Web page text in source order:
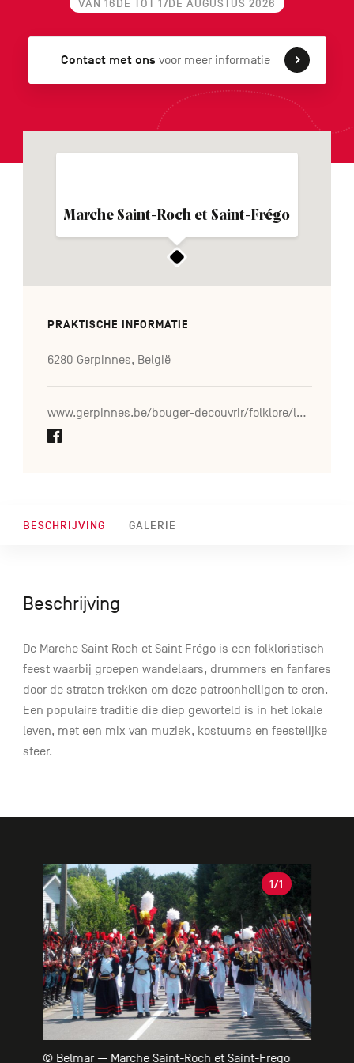
FR DE EN
secondaire
VAN 16DE TOT 17DE AUGUSTUS 2026
Contact met ons voor meer informatie
BESCHRIJVING GALERIE
Marche Saint-Roch et Saint-Frégo
PRAKTISCHE INFORMATIE
6280 Gerpinnes, België
www.gerpinnes.be/bouger-decouvrir/folklore/les-autres-marches/la-saint-roch-et-saint-frego-dacoz
Beschrijving
De Marche Saint Roch et Saint Frégo is een folkloristisch
feest waarbij groepen wandelaars, drummers en fanfares
door de straten trekken om deze patroonheiligen te eren.
Een populaire traditie die diep geworteld is in het lokale
leven, met een mix van muziek, kostuums en feestelijke
sfeer.
Galerie
© Belmar — Marche Saint-Roch et Saint-Frego
1/1